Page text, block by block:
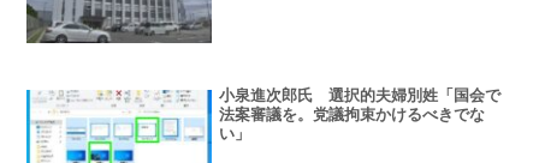
小泉進次郎氏 選択的夫婦別姓「国会で
法案審議を。党議拘束かけるべきでな
い」